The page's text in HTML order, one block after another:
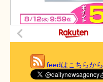
feedはこちらから